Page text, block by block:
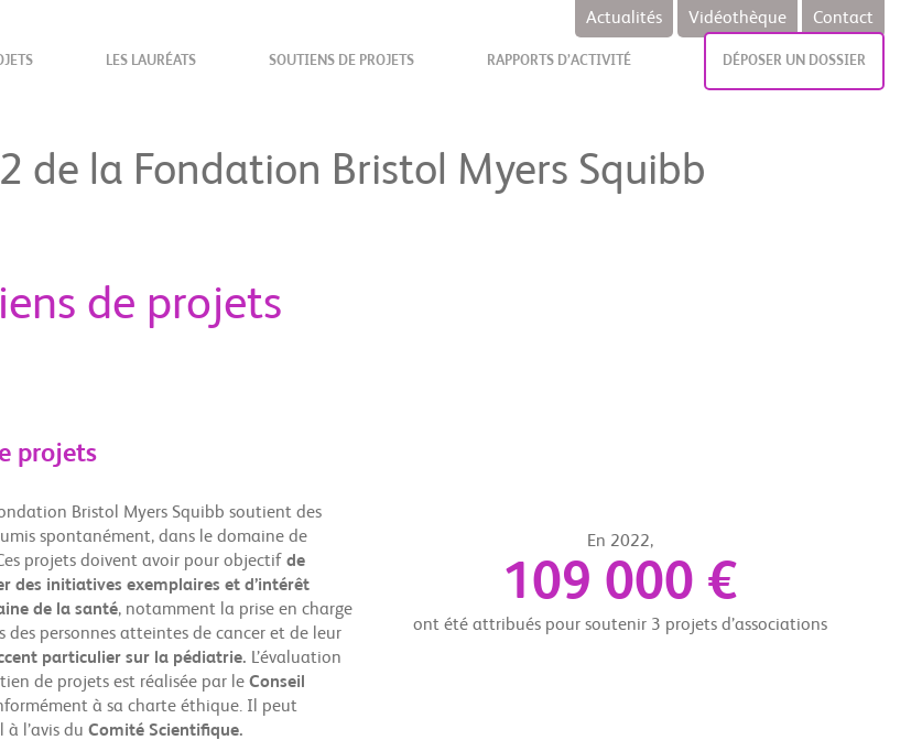
Actualités Vidéothèque Contact
LES LAURÉATS SOUTIENS DE PROJETS RAPPORTS D’ACTIVITÉ DÉPOSER UN DOSSIER
de la Fondation Bristol Myers Squibb
de projets
projets
Bristol Myers Squibb soutient des
spontanément, dans le domaine de
projets doivent avoir pour objectif de
des initiatives exemplaires et d’intérêt
de la santé, notamment la prise en charge
des personnes atteintes de cancer et de leur
particulier sur la pédiatrie. L’évaluation
de projets est réalisée par le Conseil
à sa charte éthique. Il peut
l’avis du Comité Scientifique.
En 2022,
109 000 €
ont été attribués pour soutenir 3 projets d’associations